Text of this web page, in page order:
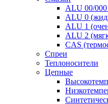
ALU 00/
ALU 0
ALU 1
ALU 2
CAS
Спреи
Теплоносители
Цепные